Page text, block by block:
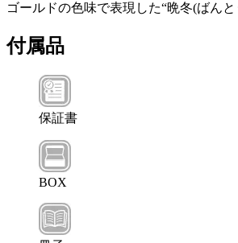
ゴールドの色味で表現した“晩冬(ばんと
付属品
保証書
BOX